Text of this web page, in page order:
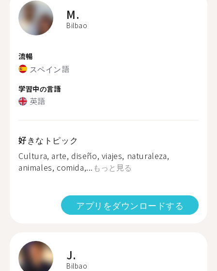
M.
Bilbao
流暢
スペイン語
学習中の言語
英語
好きなトピック
Cultura, arte, diseño, viajes, naturaleza,
animales, comida,... もっと見る
アプリをダウンロードする
J.
Bilbao